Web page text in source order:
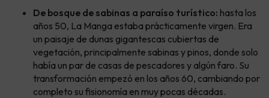
De bosque de sabinas a paraíso turístico: hasta los
años 50, La Manga estaba prácticamente virgen. Era
un paisaje de dunas gigantescas cubiertas de
vegetación, principalmente sabinas y pinos, donde solo
había un par de casas de pescadores y algún faro. Su
transformación empezó en los años 60, cambiando por
completo su fisionomía en muy pocas décadas.